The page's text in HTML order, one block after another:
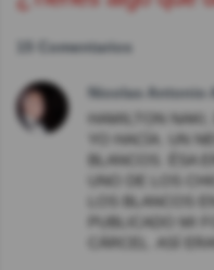
15 Comentarios
Nicolas Antonio
HAMILTON
YO HACÍA. UN
BLANCOS. ÉSA
UNO DE LOS
LOS BLANCOS
PUBLICADO MI
CÁRCEL. ASÍ